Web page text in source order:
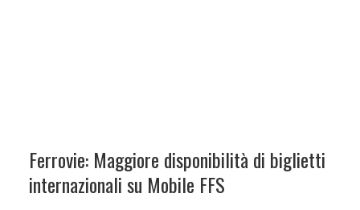
Ferrovie: Maggiore disponibilità di biglietti
internazionali su Mobile FFS